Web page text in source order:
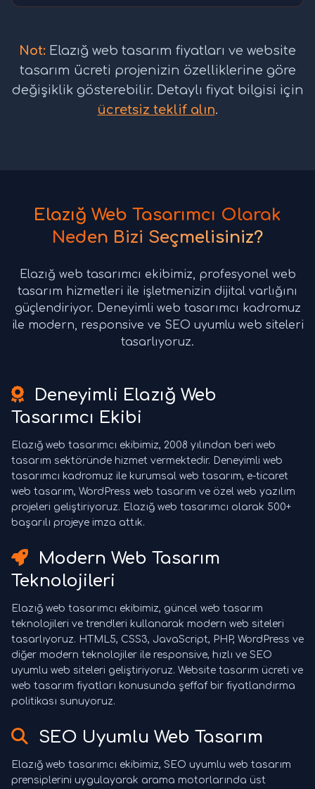
Not: Elazığ web tasarım fiyatları ve website
tasarım ücreti projenizin özelliklerine göre
değişiklik gösterebilir. Detaylı fiyat bilgisi için
ücretsiz teklif alın.
Elazığ Web Tasarımcı Olarak
Neden Bizi Seçmelisiniz?
Elazığ web tasarımcı ekibimiz, profesyonel web
tasarım hizmetleri ile işletmenizin dijital varlığını
güçlendiriyor. Deneyimli web tasarımcı kadromuz
ile modern, responsive ve SEO uyumlu web siteleri
tasarlıyoruz.
Deneyimli Elazığ Web
Tasarımcı Ekibi
Elazığ web tasarımcı ekibimiz, 2008 yılından beri web
tasarım sektöründe hizmet vermektedir. Deneyimli web
tasarımcı kadromuz ile kurumsal web tasarım, e-ticaret
web tasarım, WordPress web tasarım ve özel web yazılım
projeleri geliştiriyoruz. Elazığ web tasarımcı olarak 500+
başarılı projeye imza attık.
Modern Web Tasarım
Teknolojileri
Elazığ web tasarımcı ekibimiz, güncel web tasarım
teknolojileri ve trendleri kullanarak modern web siteleri
tasarlıyoruz. HTML5, CSS3, JavaScript, PHP, WordPress ve
diğer modern teknolojiler ile responsive, hızlı ve SEO
uyumlu web siteleri geliştiriyoruz. Website tasarım ücreti ve
web tasarım fiyatları konusunda şeffaf bir fiyatlandırma
politikası sunuyoruz.
SEO Uyumlu Web Tasarım
Elazığ web tasarımcı ekibimiz, SEO uyumlu web tasarım
prensiplerini uygulayarak arama motorlarında üst